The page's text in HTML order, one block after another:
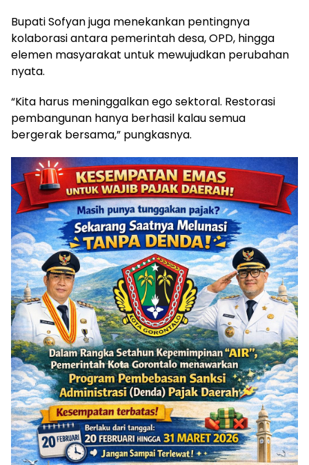
Bupati Sofyan juga menekankan pentingnya
kolaborasi antara pemerintah desa, OPD, hingga
elemen masyarakat untuk mewujudkan perubahan
nyata.
“Kita harus meninggalkan ego sektoral. Restorasi
pembangunan hanya berhasil kalau semua
bergerak bersama,” pungkasnya.